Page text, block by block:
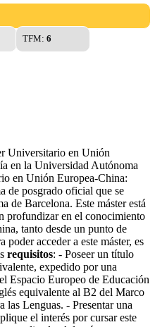
TFM: 6
Universitario en Unión
en la Universidad Autónoma
en Unión Europea-China:
de posgrado oficial que se
de Barcelona. Este máster está
profundizar en el conocimiento
tanto desde un punto de
acceder a este máster, es
requisitos: - Poseer un título
expedido por una
Espacio Europeo de Educación
equivalente al B2 del Marco
las Lenguas. - Presentar una
el interés por cursar este